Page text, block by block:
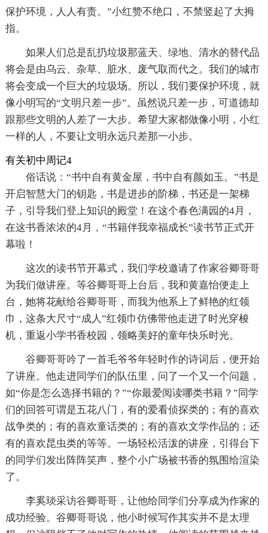
保护环境，人人有责。”小红赞不绝口，不禁竖起了大拇
指。
如果人们总是乱扔垃圾那蓝天、绿地、清水的替代品
将会是由乌云、杂草、脏水、废气取而代之。我们的城市
将会变成一个巨大的垃圾场。所以，我们要保护环境，就
像小明写的“文明只差一步”。虽然说只差一步，可道德却
跟那些文明的人差了一大步。希望大家都做像小明，小红
一样的人，不要让文明永远只差那一小步。
有关初中周记4
俗话说：“书中自有黄金屋，书中自有颜如玉。”书是
开启智慧大门的钥匙，书是进步的阶梯，书还是一架梯
子，引导我们登上知识的殿堂！在这个春色满园的4月，
在这书香浓浓的4月，“书籍伴我幸福成长”读书节正式开
幕啦！
这次的读书节开幕式，我们学校邀请了作家谷卿哥哥
为我们做讲座。等谷卿哥哥上台后，我和黄嘉怡便走上
台，她将花献给谷卿哥哥，而我为他系上了鲜艳的红领
巾，这条大尺寸“成人”红领巾仿佛带他走进了时光穿梭
机，重返小学书香校园，领略美好的童年快乐时光。
谷卿哥哥吟了一首毛爷爷年轻时作的诗词后，便开始
了讲座。他走进同学们的队伍里，问了一个又一个问题，
如“你是怎么选择书籍的？”“你最爱阅读哪类书籍？”同学
们的回答可谓是五花八门，有的爱看侦探类的；有的喜欢
战争类的；有的喜欢童话类的；有的喜欢文学作品的；还
有的喜欢昆虫类的等等。一场轻松活泼的讲座，引得台下
的同学们发出阵阵笑声，整个小广场被书香的氛围给渲染
了。
李奚琰采访谷卿哥哥，让他给同学们分享成为作家的
成功经验。谷卿哥哥说，他小时候写作其实并不是太理